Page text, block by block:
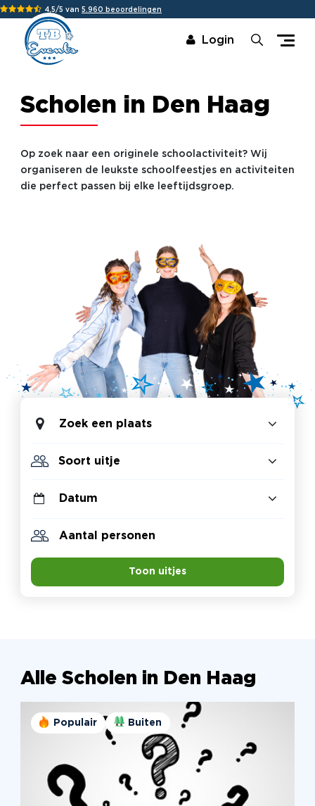
4,5/5 van 5.960 beoordelingen
Login
Scholen in Den Haag
Op zoek naar een originele schoolactiviteit? Wij
organiseren de leukste schoolfeestjes en activiteiten
die perfect passen bij elke leeftijdsgroep.
Zoek een plaats
Toon uitjes
Alle Scholen in Den Haag
Populair Buiten